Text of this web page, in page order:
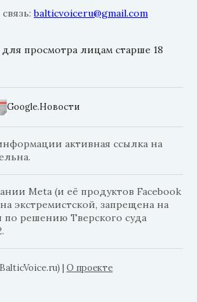
balticvoiceru@gmail.com
просмотра лицам старше 18
Google.Новости
активная ссылка на
Meta (и её продуктов Facebook
экстремистской, запрещена на
решению Тверского суда
| О проекте